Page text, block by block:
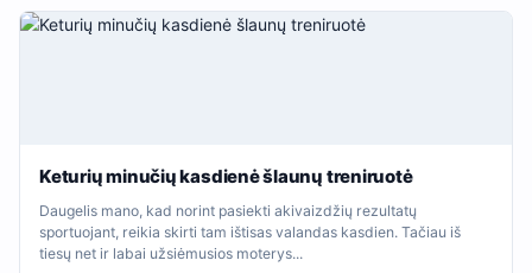
Keturių minučių kasdienė šlaunų treniruotė
Daugelis mano, kad norint pasiekti akivaizdžių rezultatų
sportuojant, reikia skirti tam ištisas valandas kasdien. Tačiau iš
tiesų net ir labai užsiėmusios moterys...